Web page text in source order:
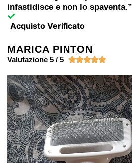
infastidisce e non lo spaventa.”
Acquisto Verificato
MARICA PINTON
Valutazione 5 / 5 